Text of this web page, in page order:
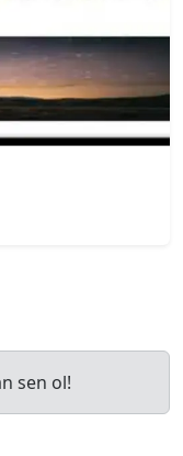
sen ol!